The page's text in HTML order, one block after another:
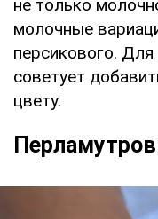
не только
молочные
персикового.
советует
цвету.